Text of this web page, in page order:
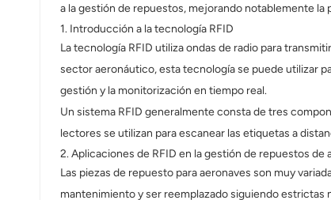
日语
한국어
Türk
Ελληνικά
Melayu
Polski
a la gestión de repuestos, mejorando notablemente
1. Introducción a la tecnología RFID
La tecnología RFID utiliza ondas de radio para
sector aeronáutico, esta tecnología se puede utilizar
gestión y la monitorización en tiempo real.
Un sistema RFID generalmente consta de tres
lectores se utilizan para escanear las etiquetas a
2. Aplicaciones de RFID en la gestión de repuestos de
Las piezas de repuesto para aeronaves son muy
mantenimiento y ser reemplazado siguiendo estrictas